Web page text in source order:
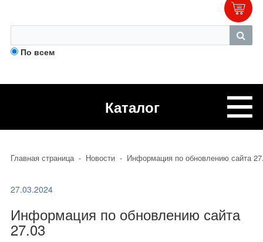
По всем
Каталог
Главная страница - Новости - Информация по обновлению сайта
27.03.2024
Информация по обновлению сайта
27.03